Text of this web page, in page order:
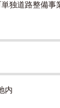
独道路整備事
内